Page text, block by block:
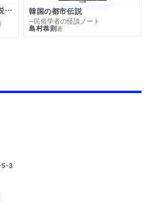
世界幻想文学大全 怪奇小説精華 韓国の都市伝説
─民俗学者の怪談ノート
島村恭則著
5-3